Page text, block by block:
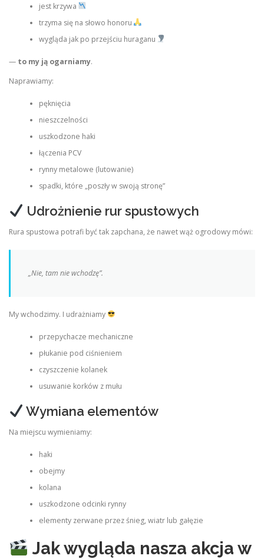
jest krzywa
trzyma się na słowo honoru
wygląda jak po przejściu huraganu
— to my ją ogarniamy.
Naprawiamy:
pęknięcia
nieszczelności
uszkodzone haki
łączenia PCV
rynny metalowe (lutowanie)
spadki, które „poszły w swoją stronę”
Udrożnienie rur spustowych
Rura spustowa potrafi być tak zapchana, że nawet wąż ogrodowy mówi:
„Nie, tam nie wchodzę”.
My wchodzimy. I udrażniamy
przepychacze mechaniczne
płukanie pod ciśnieniem
czyszczenie kolanek
usuwanie korków z mułu
Wymiana elementów
Na miejscu wymieniamy:
haki
obejmy
kolana
uszkodzone odcinki rynny
elementy zerwane przez śnieg, wiatr lub gałęzie
Jak wygląda nasza akcja w